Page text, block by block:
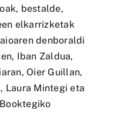
bestalde,
elkarrizketak
denboraldi
Iban Zaldua,
Oier Guillan,
Laura Mintegi eta